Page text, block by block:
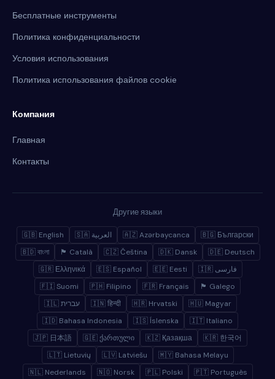
Бесплатные инструменты
Политика конфиденциальности
Условия использования
Политика использования файлов cookie
Компания
Главная
Контакты
Другие языки
🇬🇧 English 🇸🇦 العربية 🇦🇿 Azərbaycanca
🇧🇬 Български
🇧🇩 বাংলা
🏴 Català 🇨🇿 Čeština 🇩🇰 Dansk
🇩🇪 Deutsch
🇬🇷 Ελληνικά
🇪🇸 Español 🇪🇪 Eesti
🇮🇷 فارسی
🇫🇮 Suomi
🇵🇭 Filipino 🇫🇷 Français
🏴 Galego
🇮🇱 עברית
🇮🇳 हिन्दी 🇭🇷 Hrvatski
🇭🇺 Magyar
🇮🇩 Bahasa Indonesia
🇮🇸 Íslenska
🇮🇹 Italiano
🇯🇵 日本語
🇬🇪 ქართული 🇰🇿 Қазақша
🇰🇷 한국어
🇱🇹 Lietuvių
🇱🇻 Latviešu
🇲🇾 Bahasa Melayu
🇳🇱 Nederlands
🇳🇴 Norsk 🇵🇱 Polski 🇵🇹 Português